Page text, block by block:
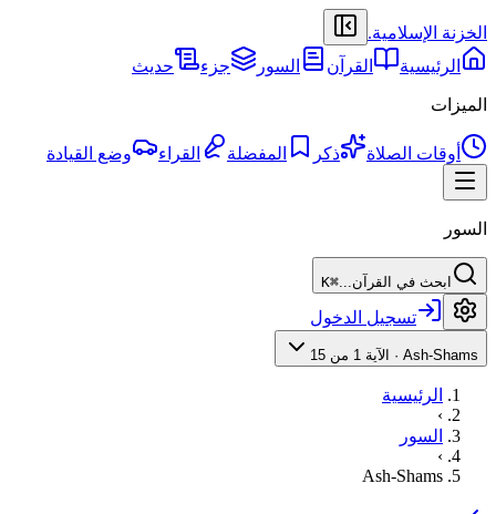
الخزنة الإسلامية.
الرئيسية
القرآن السور جزء حديث
الميزات
أوقات الصلاة ذكر المفضلة القراء وضع القيادة
السور
ابحث في القرآن...⌘K
تسجيل الدخول
Ash-Shams
· الآية 1 من 15
الرئيسية
›
السور
›
Ash-Shams